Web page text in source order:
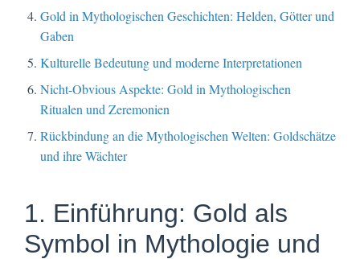
Gold in Mythologischen Geschichten: Helden, Götter und
Gaben
Kulturelle Bedeutung und moderne Interpretationen
Nicht-Obvious Aspekte: Gold in Mythologischen
Ritualen und Zeremonien
Rückbindung an die Mythologischen Welten: Goldschätze
und ihre Wächter
1. Einführung: Gold als
Symbol in Mythologie und